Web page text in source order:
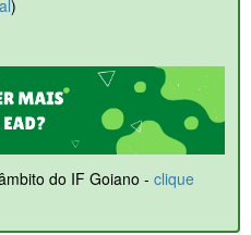
)
do IF Goiano - clique